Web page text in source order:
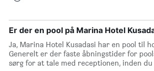
Er der en pool på Marina Hotel
Ja, Marina Hotel Kusadasi har en pool til
Generelt er der faste åbningstider for
sørg for at tale med receptionen, inden